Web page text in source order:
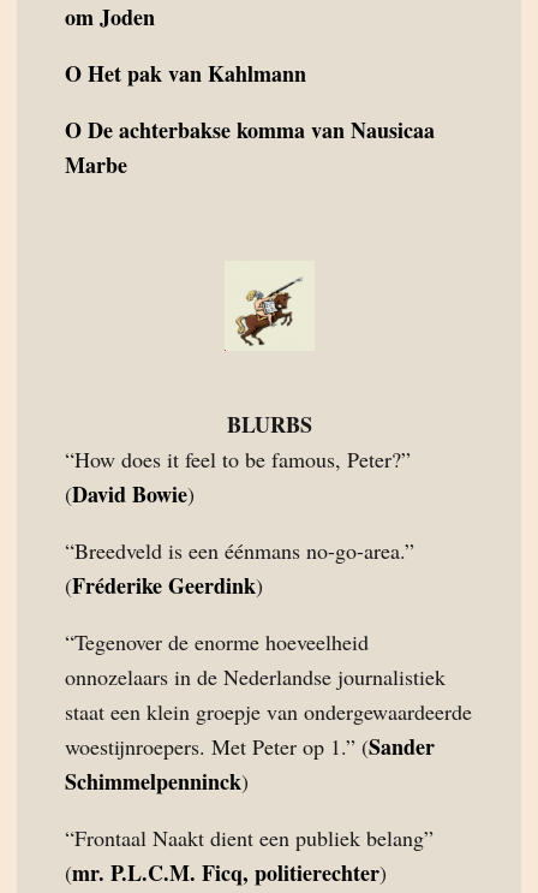
om Joden
OHet pak van Kahlmann
ODe achterbakse komma van Nausicaa
Marbe
BLURBS
“How does it feel to be famous, Peter?”
(David Bowie)
“Breedveld is een éénmans no-go-area.”
(Fréderike Geerdink)
“Tegenover de enorme hoeveelheid
onnozelaars in de Nederlandse journalistiek
staat een klein groepje van ondergewaardeerde
woestijnroepers. Met Peter op 1.” (Sander
Schimmelpenninck)
“Frontaal Naakt dient een publiek belang”
(mr. P.L.C.M. Ficq, politierechter)